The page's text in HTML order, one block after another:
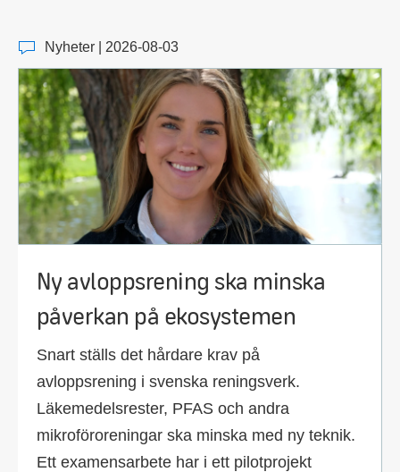
Nyheter | 2026-08-03
Ny avloppsrening ska minska
påverkan på ekosystemen
Snart ställs det hårdare krav på
avloppsrening i svenska reningsverk.
Läkemedelsrester, PFAS och andra
mikroföroreningar ska minska med ny teknik.
Ett examensarbete har i ett pilotprojekt